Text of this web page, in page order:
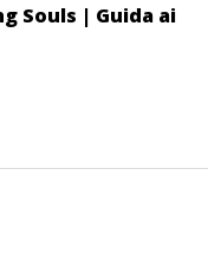
Souls | Guida ai